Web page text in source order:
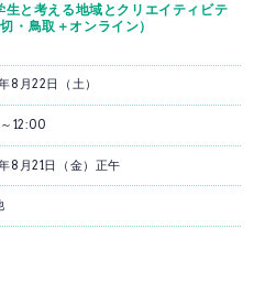
と考える地域とクリエイティビテ
・鳥取＋オンライン）
8月22日（土）
12:00
8月21日（金）正午